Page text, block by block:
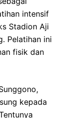
intensif
Stadion Aji
Pelatihan ini
fisik dan
kepada